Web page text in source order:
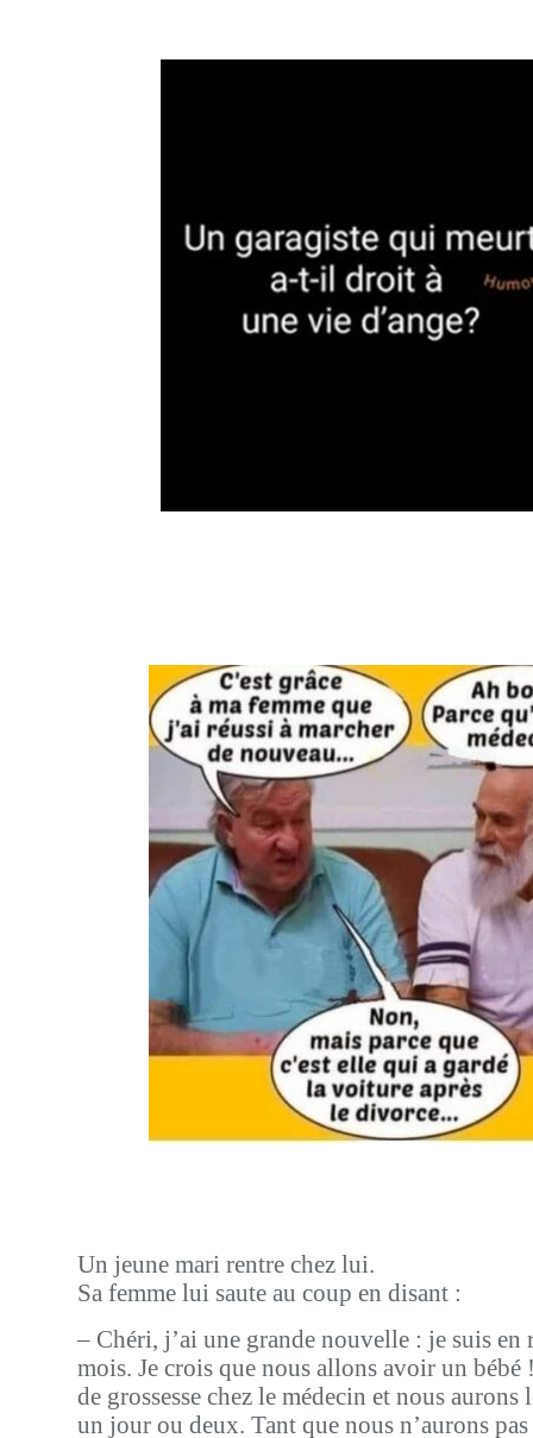
Un jeune mari rentre chez lui.
Sa femme lui saute au coup en disant :
– Chéri, j’ai une grande nouvelle : je suis en
mois. Je crois que nous allons avoir un bébé
de grossesse chez le médecin et nous aurons
un jour ou deux. Tant que nous n’aurons